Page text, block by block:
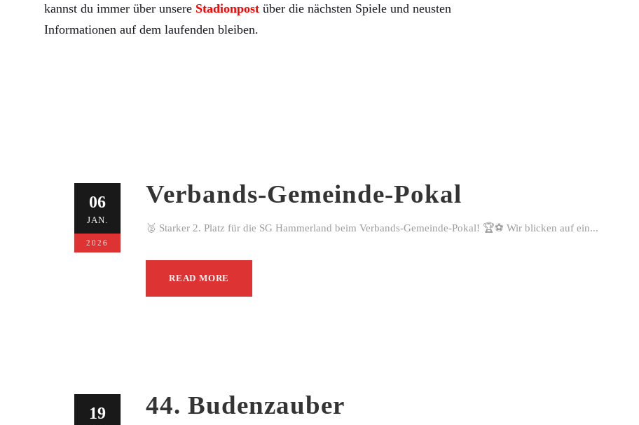
kannst du immer über unsere Stadionpost über die nächsten Spiele und neusten
Informationen auf dem laufenden bleiben.
06
JAN.
2026
Verbands-Gemeinde-Pokal
🥈 Starker 2. Platz für die SG Hammerland beim Verbands-Gemeinde-Pokal! 🏆⚽ Wir blicken auf ein...
READ MORE
19 44. Budenzauber